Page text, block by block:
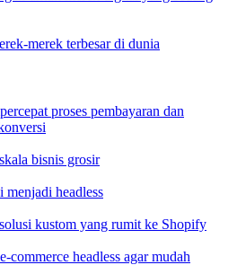
merek terbesar di dunia
proses pembayaran dan
bisnis grosir
menjadi headless
kustom yang rumit ke Shopify
commerce headless agar mudah